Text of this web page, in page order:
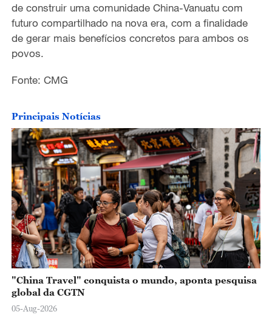
de construir uma comunidade China-Vanuatu com
futuro compartilhado na nova era, com a finalidade
de gerar mais benefícios concretos para ambos os
povos.
Fonte: CMG
Principais Notícias
"China Travel" conquista o mundo, aponta pesquisa
global da CGTN
05-Aug-2026